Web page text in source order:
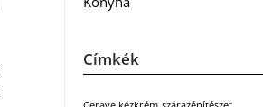
Címkék